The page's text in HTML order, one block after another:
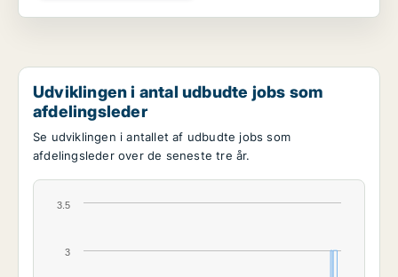
Udviklingen i antal udbudte jobs som
afdelingsleder
Se udviklingen i antallet af udbudte jobs som
afdelingsleder over de seneste tre år.
3
3.5